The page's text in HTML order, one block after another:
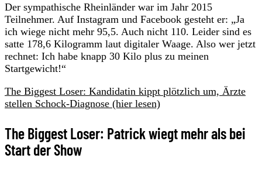
Der sympathische Rheinländer war im Jahr 2015
Teilnehmer. Auf Instagram und Facebook gesteht er: „Ja
ich wiege nicht mehr 95,5. Auch nicht 110. Leider sind es
satte 178,6 Kilogramm laut digitaler Waage. Also wer jetzt
rechnet: Ich habe knapp 30 Kilo plus zu meinen
Startgewicht!“
The Biggest Loser: Kandidatin kippt plötzlich um, Ärzte
stellen Schock-Diagnose (hier lesen)
The Biggest Loser: Patrick wiegt mehr als bei
Start der Show